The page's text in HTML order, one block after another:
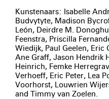
Kunstenaars: Isabelle
Budvytyte, Madison
León, Deirdre M.
Feenstra, Priscilla
Wiedijk, Paul Geelen, Eric
Ane Graff, Jason Hendrik
Heinrich, Femke
Verhoeff, Eric Peter, Lea
Voorhorst, Louwrien
and Timmy van Zoelen.